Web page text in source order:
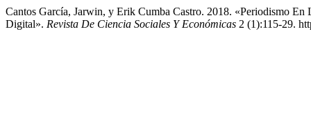
Cantos García, Jarwin, y Erik Cumba Castro. 2018. «Periodismo
Digital». Revista De Ciencia Sociales Y Económicas 2 (1):115-29.